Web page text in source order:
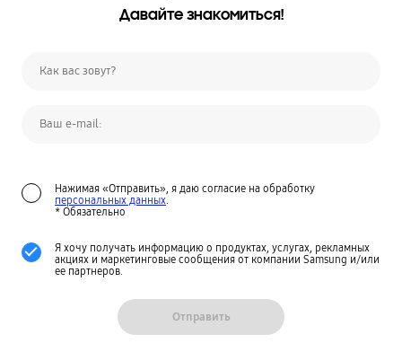
Давайте знакомиться!
Нажимая «Отправить», я даю согласие на обработку
персональных данных
* Обязательно
Я хочу получать информацию о продуктах, услугах, рекламных
акциях и маркетинговые сообщения от компании Samsung и/или
ее партнеров.